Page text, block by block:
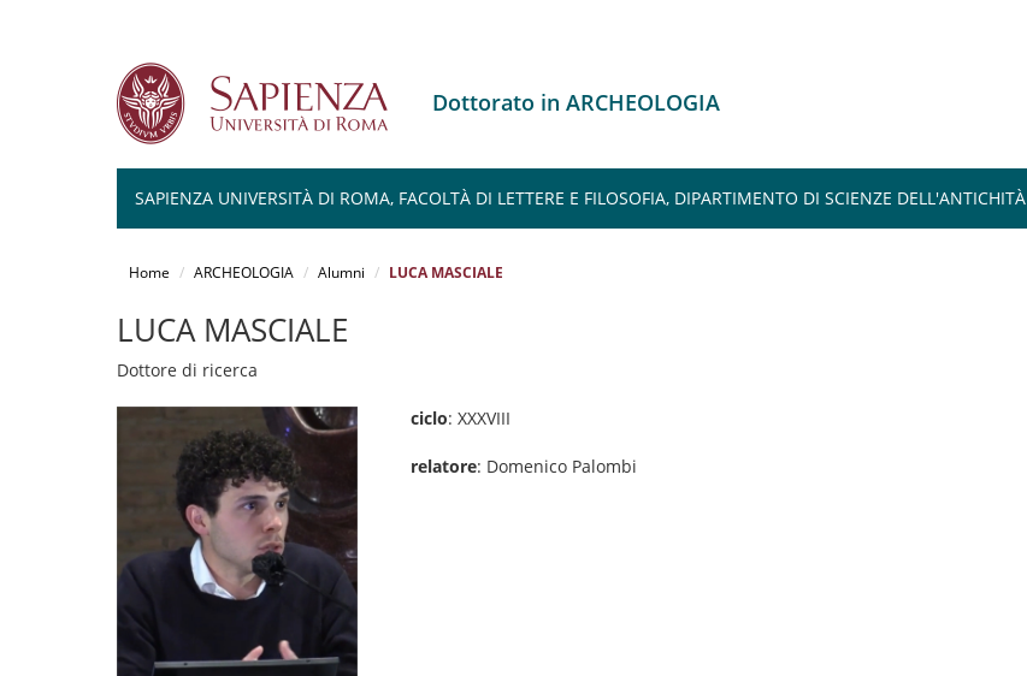
Dottorato in ARCHEOLOGIA
SAPIENZA UNIVERSITÀ DI ROMA, FACOLTÀ DI LETTERE E FILOSOFIA, DIPARTIMENTO DI SCIENZE DELL'ANTICHITÀ
Home ARCHEOLOGIA Alumni LUCA MASCIALE
LUCA MASCIALE
Dottore di ricerca
ciclo: XXXVIII
relatore: Domenico Palombi